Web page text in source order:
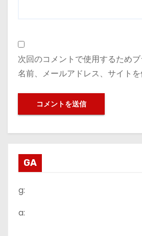
次回のコメントで使用するため
名前、メールアドレス、サイトを
GA
g:
a: